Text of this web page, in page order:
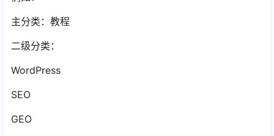
主分类：教程
二级分类：
WordPress
SEO
GEO